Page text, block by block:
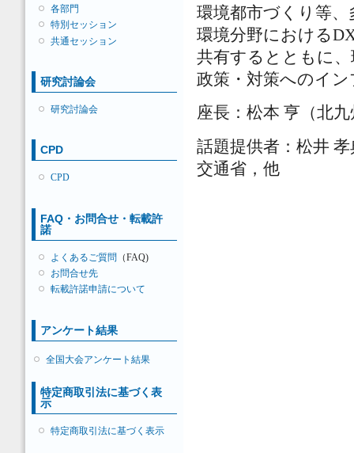
各部門
特別セッション
共通セッション
研究討論会
研究討論会
CPD
CPD
FAQ・お問合せ・転載許
諾
よくあるご質問 （FAQ)
お問合せ先
転載許諾申請について
アンケート結果
全国大会アンケート結果
特定商取引法に基づく表
示
特定商取引法に基づく表示
環境都市づくり等
環境分野における
共有するとともに
政策・対策へのイ
座長：松本 亨（北
話題提供者：松井
交通省，他